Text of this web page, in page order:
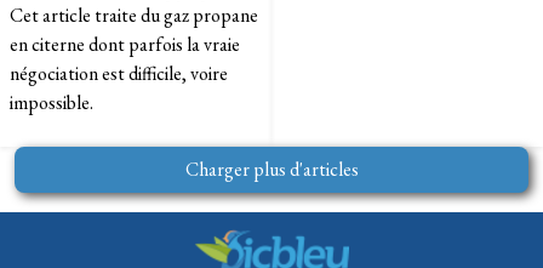
Cet article traite du gaz propane
en citerne dont parfois la vraie
négociation est difficile, voire
impossible.
Charger plus d'articles